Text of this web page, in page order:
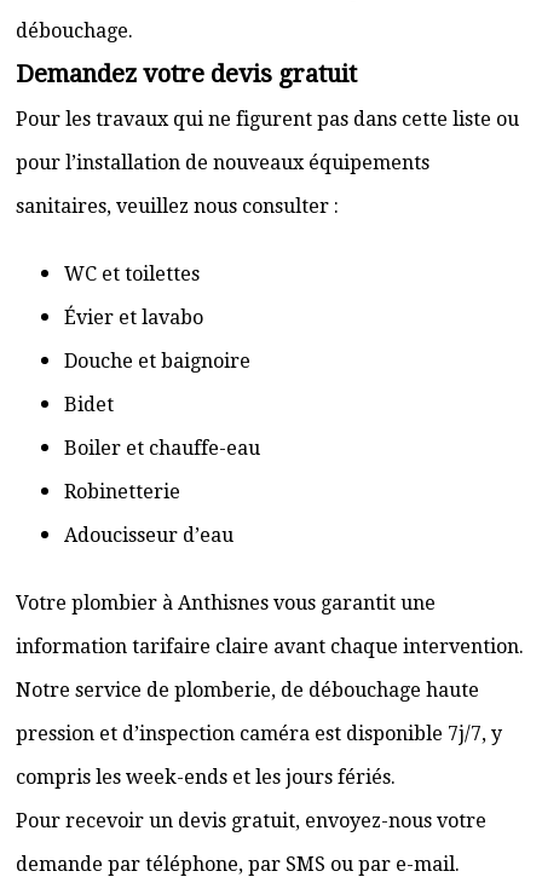
débouchage.
Demandez votre devis gratuit
Pour les travaux qui ne figurent pas dans cette liste ou
pour l’installation de nouveaux équipements
sanitaires, veuillez nous consulter :
WC et toilettes
Évier et lavabo
Douche et baignoire
Bidet
Boiler et chauffe-eau
Robinetterie
Adoucisseur d’eau
Votre plombier à Anthisnes vous garantit une
information tarifaire claire avant chaque intervention.
Notre service de plomberie, de débouchage haute
pression et d’inspection caméra est disponible 7j/7, y
compris les week-ends et les jours fériés.
Pour recevoir un devis gratuit, envoyez-nous votre
demande par téléphone, par SMS ou par e-mail.